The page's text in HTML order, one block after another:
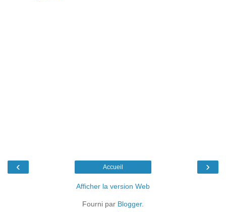
‹ ›
Accueil
Afficher la version Web
Fourni par Blogger.